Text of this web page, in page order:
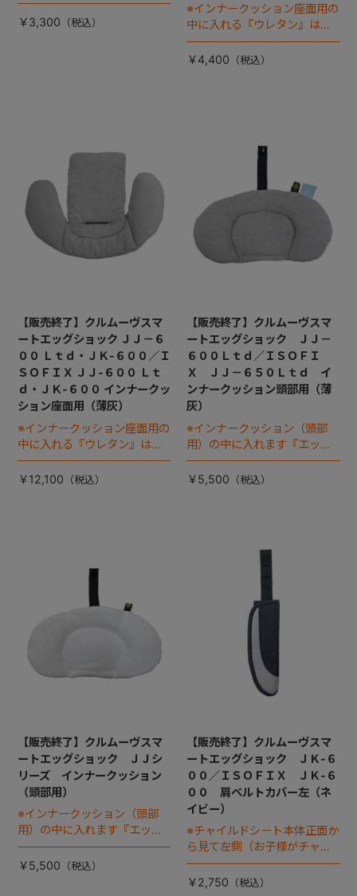
￥3,300
※インナークッション座面用の
中に入れる『ウレタン』は別
売りです
￥4,400
【販売終了】クルムーヴスマ
ートエッグショック ＪＪ－６
００ Ｌｔｄ・ＪＫ-６００／Ｉ
ＳＯＦＩＸ ＪＪ-６００ Ｌｔ
ｄ・ＪＫ-６００ インナークッ
ション座面用（薄灰）
※インナークッション座面用の
中に入れる『ウレタン』は別
売りです
￥12,100
【販売終了】クルムーヴスマ
ートエッグショック ＪＪ－
６００Ｌｔｄ／ＩＳＯＦＩ
Ｘ ＪＪ－６５０Ｌｔｄ イ
ンナークッション頭部用（薄
灰）
※インナークッション（頭部
用）の中に入れます『エッグ
ショック パッド』は別売り
です
￥5,500
【販売終了】クルムーヴスマ
ートエッグショック ＪＪシ
リーズ インナークッション
（頭部用）
※インナークッション（頭部
用）の中に入れます『エッグ
ショック パッド』は別売り
です
￥5,500
【販売終了】クルムーヴスマ
ートエッグショック ＪＫ-６
００／ＩＳＯＦＩＸ ＪＫ-６
００ 肩ベルトカバー左（ネ
イビー）
※チャイルドシート本体正面か
ら見て左側（お子様がチャイ
ルドシートに座った状態で右
手側となります）
￥2,750